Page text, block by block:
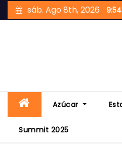
to
sáb. Ago 8th, 2026
Azúcar
Summit 2025